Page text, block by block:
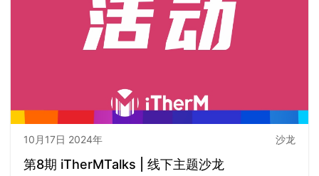
10月17日 2024年 沙龙
第8期 iTherMTalks | 线下主题沙龙